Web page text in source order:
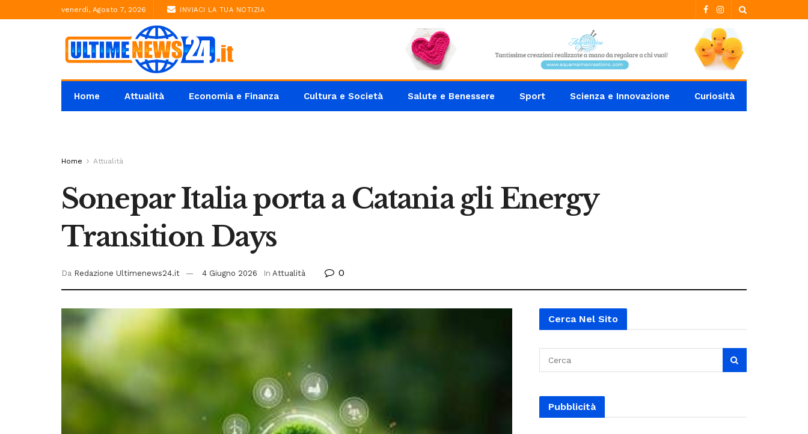
venerdì, Agosto 7, 2026 INVIACI LA TUA NOTIZIA
Home Attualità Economia e Finanza Cultura e Società Salute e Benessere Sport Scienza e Innovazione Curiosità
Home Attualità
Sonepar Italia porta a Catania gli Energy
Transition Days
Da Redazione Ultimenews24.it 4 Giugno 2026 In Attualità 0
Cerca Nel Sito
Pubblicità